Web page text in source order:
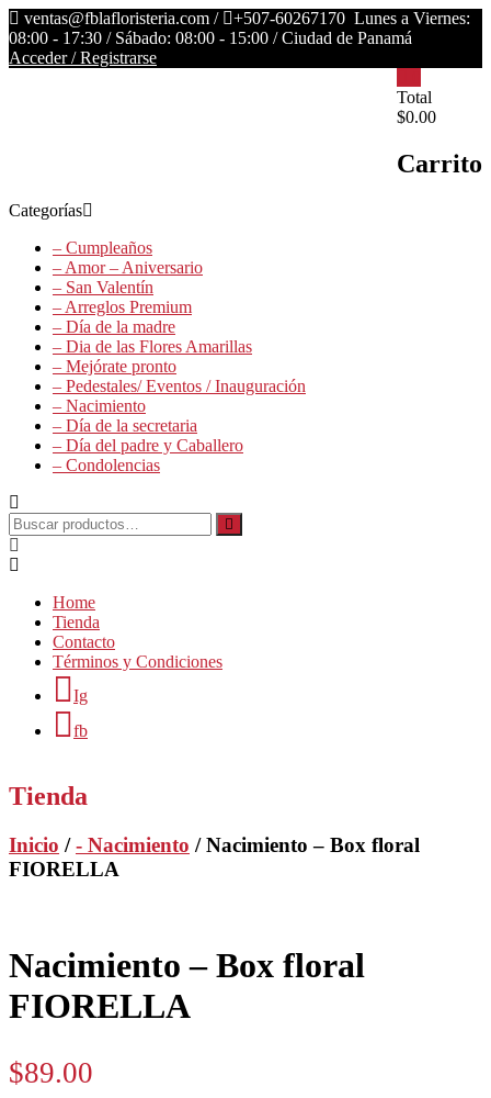
Saltar
contenido
ventas@fblafloristeria.com / +507-60267170 Lunes a Viernes:
08:00 - 17:30 / Sábado: 08:00 - 15:00 / Ciudad de Panamá
Acceder / Registrarse
Lider
Total
$0.00
Carrito
Categorías
– Cumpleaños
– Amor – Aniversario
– San Valentín
– Arreglos Premium
– Día de la madre
– Dia de las Flores Amarillas
– Mejórate pronto
– Pedestales/ Eventos / Inauguración
– Nacimiento
– Día de la secretaria
– Día del padre y Caballero
– Condolencias
Buscar
por:
Home
Tienda
Contacto
Términos y Condiciones
Ig
fb
Tienda
Inicio /- Nacimiento / Nacimiento – Box floral
FIORELLA
Nacimiento – Box floral
FIORELLA
$89.00